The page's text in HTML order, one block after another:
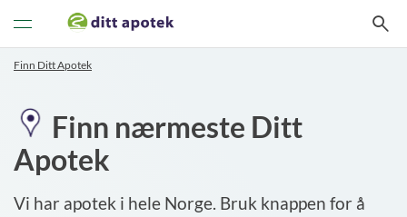
Veksle
Finn Ditt Apotek
Finn nærmeste Ditt
Apotek
Vi har apotek i hele Norge. Bruk knappen for å